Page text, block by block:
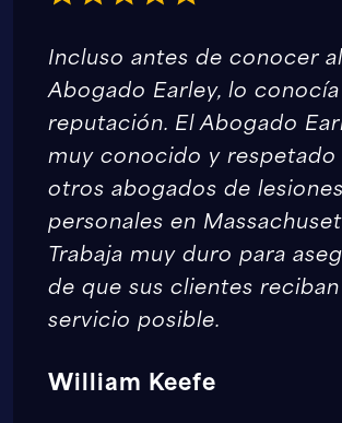
Incluso antes de conocer al
Abogado Earley, lo
reputación. El Abogado
muy conocido y
otros abogados de lesiones
personales en
Trabaja muy duro para
de que sus clientes
servicio posible.
William Keefe